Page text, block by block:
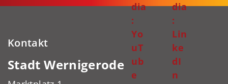
dia
:
Yo
uT
ub
e
dia
:
Lin
ke
dI
n
Kontakt
Stadt Wernigerode